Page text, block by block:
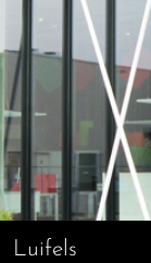
Luifels